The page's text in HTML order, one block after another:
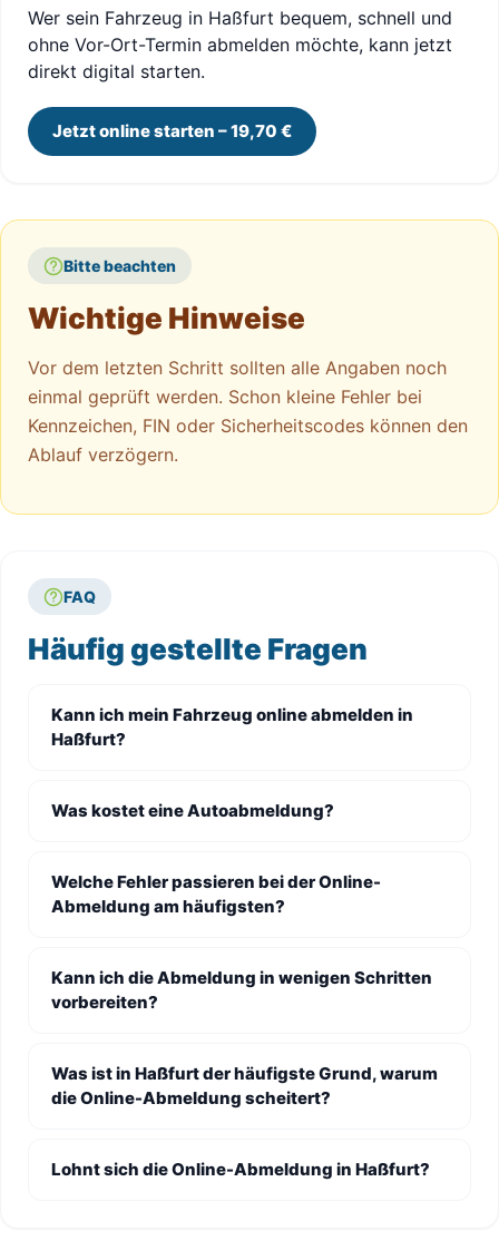
Wer sein Fahrzeug in Haßfurt bequem, schnell und
ohne Vor-Ort-Termin abmelden möchte, kann jetzt
direkt digital starten.
Jetzt online starten – 19,70 €
Bitte beachten
Wichtige Hinweise
Vor dem letzten Schritt sollten alle Angaben noch
einmal geprüft werden. Schon kleine Fehler bei
Kennzeichen, FIN oder Sicherheitscodes können den
Ablauf verzögern.
FAQ
Häufig gestellte Fragen
Kann ich mein Fahrzeug online abmelden in
Haßfurt?
Was kostet eine Autoabmeldung?
Welche Fehler passieren bei der Online-
Abmeldung am häufigsten?
Kann ich die Abmeldung in wenigen Schritten
vorbereiten?
Was ist in Haßfurt der häufigste Grund, warum
die Online-Abmeldung scheitert?
Lohnt sich die Online-Abmeldung in Haßfurt?